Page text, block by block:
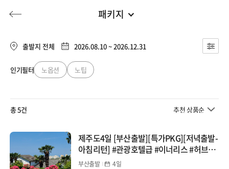
허니문 기획전/홈쇼핑 이벤트/혜택
허니문
패키지
제주도
내륙/섬
렌터카
자유여행
에어카텔(호텔)
출발지 전체 2026.08.10 ~ 2026.12.31
인기필터 노옵션 노팁
총 5건 추천 상품순
제주도4일 [부산출발][특가PKG][저녁출발-
아침리턴] #관광호텔급 #이너리스 #허브동
산 #카멜리아힐 #조랑말체험
부산출발
4일